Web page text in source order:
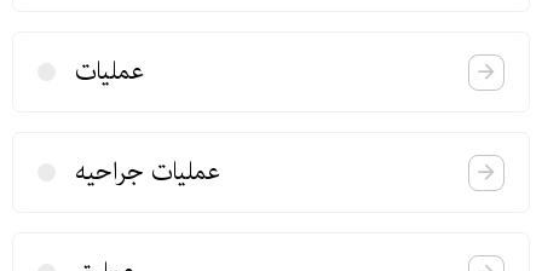
عملیات
عملیات جراحیه